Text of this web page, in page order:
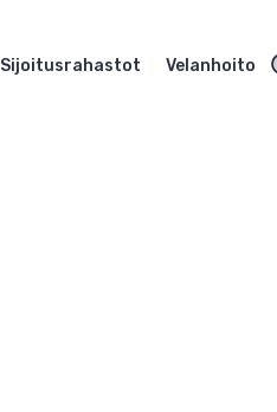
Sijoitusrahastot Velanhoito